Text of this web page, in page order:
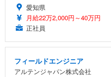
愛知県
月給22万2,000円～40万円
正社員
フィールドエンジニア
アルテンジャパン株式会社